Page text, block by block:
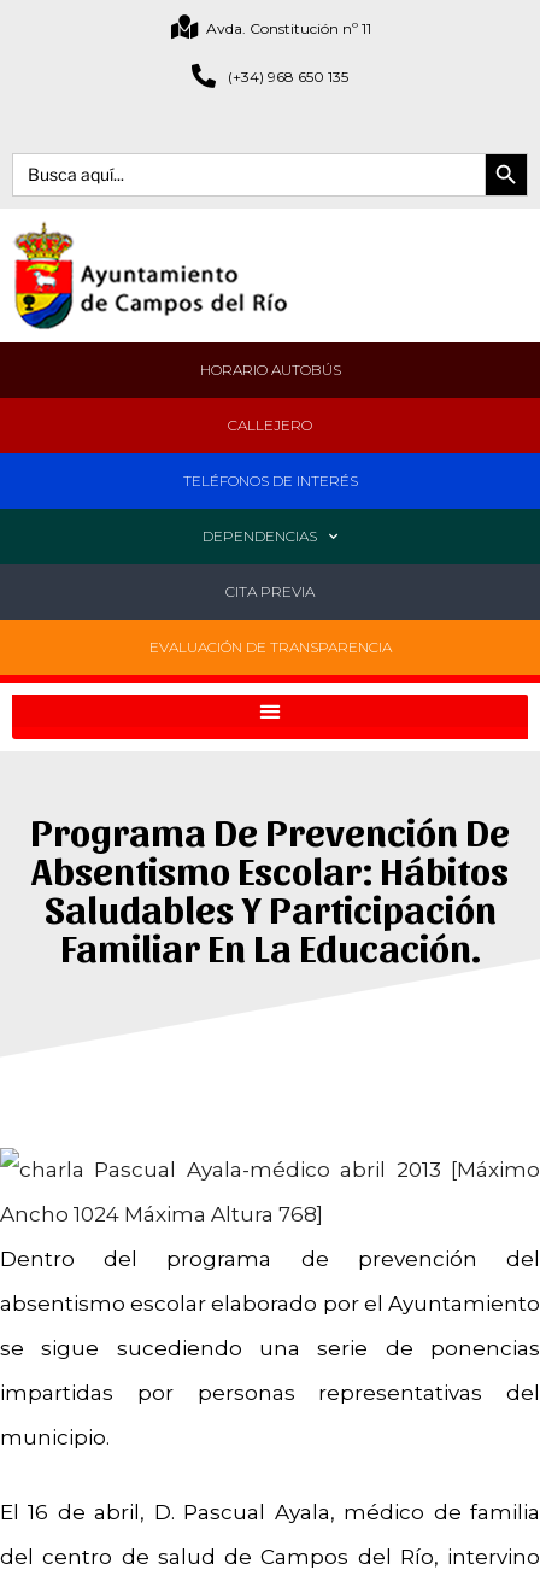
Avda. Constitución nº 11
(+34) 968 650 135
Buscar: Botón de
HORARIO AUTOBÚS
CALLEJERO
TELÉFONOS DE INTERÉS
DEPENDENCIAS
CITA PREVIA
EVALUACIÓN DE TRANSPARENCIA
Programa De Prevención De
Absentismo Escolar: Hábitos
Saludables Y Participación
Familiar En La Educación.
Dentro del programa de prevención del
absentismo escolar elaborado por el Ayuntamiento
se sigue sucediendo una serie de ponencias
impartidas por personas representativas del
municipio.
El 16 de abril, D. Pascual Ayala, médico de familia
del centro de salud de Campos del Río, intervino